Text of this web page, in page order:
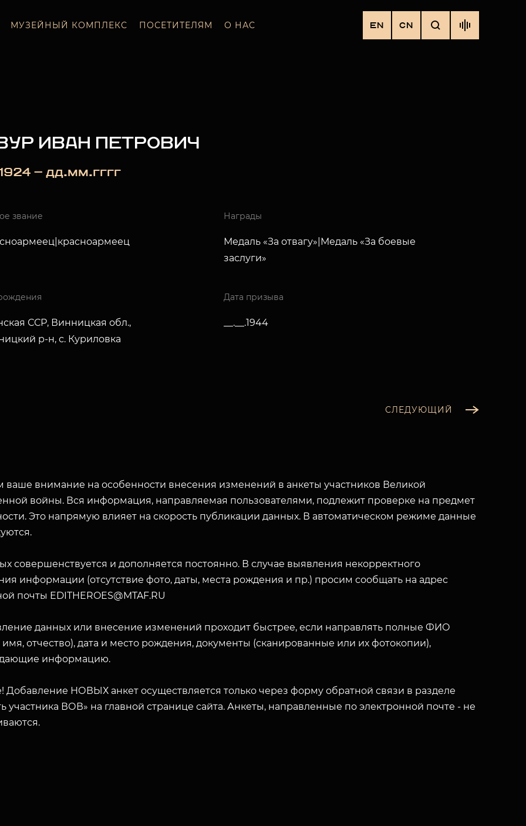
МУЗЕЙНЫЙ КОМПЛЕКС ПОСЕТИТЕЛЯМ О НАС EN CN
ИВАН ПЕТРОВИЧ
— дд.мм.гггг
звание Награды
Медаль «За отвагу»|Медаль «За боевые
заслуги»
ССР, Винницкая обл.,
р-н, с. Куриловка
Дата призыва
__.__.1944
СЛЕДУЮЩИЙ
внимание на особенности внесения изменений в анкеты участников Великой
войны. Вся информация, направляемая пользователями, подлежит проверке на предмет
Это напрямую влияет на скорость публикации данных. В автоматическом режиме данные
совершенствуется и дополняется постоянно. В случае выявления некорректного
информации (отсутствие фото, даты, места рождения и пр.) просим сообщать на адрес
почты EDITHEROES@MTAF.RU
данных или внесение изменений проходит быстрее, если направлять полные ФИО
отчество), дата и место рождения, документы (сканированные или их фотокопии),
информацию.
Добавление НОВЫХ анкет осуществляется только через форму обратной связи в разделе
участника ВОВ» на главной странице сайта. Анкеты, направленные по электронной почте - не